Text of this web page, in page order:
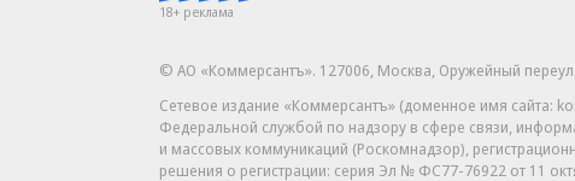
18+ реклама
© АО «Коммерсантъ». 127006, Москва, Оружейный
Сетевое издание «Коммерсантъ» (доменное имя сайта:
Федеральной службой по надзору в сфере связи,
и массовых коммуникаций (Роскомнадзор),
решения о регистрации: серия Эл № ФС77-76922 от 11